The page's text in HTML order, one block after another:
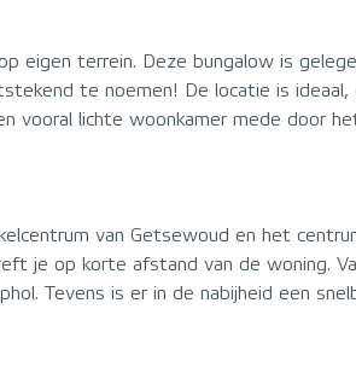
eigen terrein. Deze bungalow is
te noemen! De locatie is
vooral lichte woonkamer mede door
van Getsewoud en het
je op korte afstand van de woning.
Tevens is er in de nabijheid een